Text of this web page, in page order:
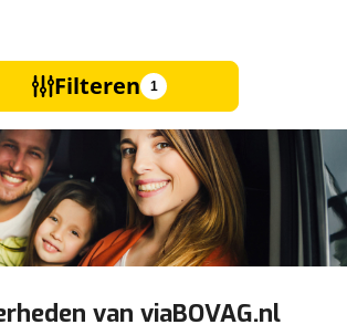
Filteren 1
van viaBOVAG.nl